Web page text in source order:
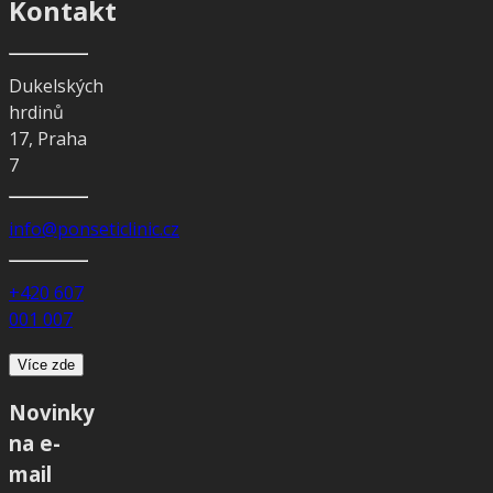
Kontakt
Dukelských
hrdinů
17, Praha
7
info@ponseticlinic.cz
+420 607
001 007
Více zde
Novinky
na e-
mail